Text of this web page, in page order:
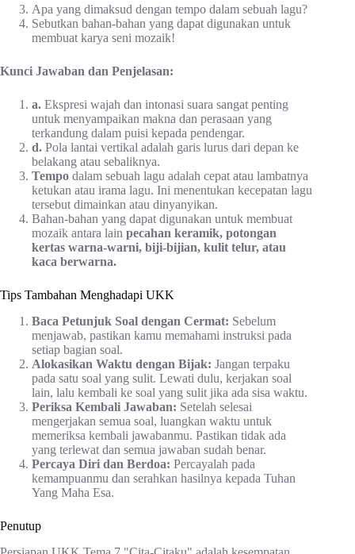
Apa yang dimaksud dengan tempo dalam sebuah lagu?
Sebutkan bahan-bahan yang dapat digunakan untuk
membuat karya seni mozaik!
Kunci Jawaban dan Penjelasan:
a. Ekspresi wajah dan intonasi suara sangat penting
untuk menyampaikan makna dan perasaan yang
terkandung dalam puisi kepada pendengar.
d. Pola lantai vertikal adalah garis lurus dari depan ke
belakang atau sebaliknya.
Tempo dalam sebuah lagu adalah cepat atau lambatnya
ketukan atau irama lagu. Ini menentukan kecepatan lagu
tersebut dimainkan atau dinyanyikan.
Bahan-bahan yang dapat digunakan untuk membuat
mozaik antara lain pecahan keramik, potongan
kertas warna-warni, biji-bijian, kulit telur, atau
kaca berwarna.
Tips Tambahan Menghadapi UKK
Baca Petunjuk Soal dengan Cermat: Sebelum
menjawab, pastikan kamu memahami instruksi pada
setiap bagian soal.
Alokasikan Waktu dengan Bijak: Jangan terpaku
pada satu soal yang sulit. Lewati dulu, kerjakan soal
lain, lalu kembali ke soal yang sulit jika ada sisa waktu.
Periksa Kembali Jawaban: Setelah selesai
mengerjakan semua soal, luangkan waktu untuk
memeriksa kembali jawabanmu. Pastikan tidak ada
yang terlewat dan semua jawaban sudah benar.
Percaya Diri dan Berdoa: Percayalah pada
kemampuanmu dan serahkan hasilnya kepada Tuhan
Yang Maha Esa.
Penutup